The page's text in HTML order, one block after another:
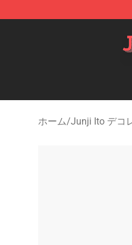
ホーム/Junji Ito デコ